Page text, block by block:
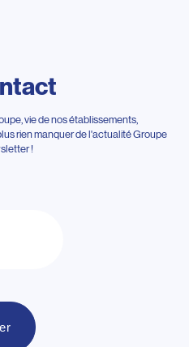
vie de nos établissements,
rien manquer de l'actualité Groupe
!